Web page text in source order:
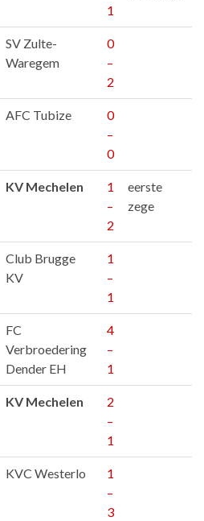
1
SV Zulte-
Waregem
0
–
2
AFC Tubize
0
–
0
KV Mechelen
1
–
2
eerste
zege
Club Brugge
KV
1
–
1
FC
Verbroedering
Dender EH
4
–
1
KV Mechelen
2
–
1
KVC Westerlo
1
–
3